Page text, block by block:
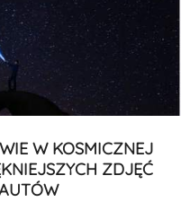
W KOSMICZNEJ
ZDJĘĆ